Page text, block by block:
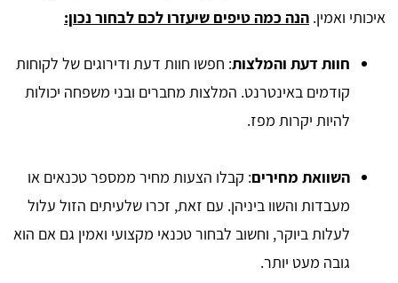
איכותי ואמין. הנה כמה טיפים שיעזרו לכם לבחור נכון:
חוות דעת והמלצות: חפשו חוות דעת ודירוגים של לקוחות
קודמים באינטרנט. המלצות מחברים ובני משפחה יכולות
להיות יקרות מפז.
השוואת מחירים: קבלו הצעות מחיר ממספר טכנאים או
מעבדות והשוו ביניהן. עם זאת, זכרו שלעיתים הזול עלול
לעלות ביוקר, וחשוב לבחור טכנאי מקצועי ואמין גם אם הוא
גובה מעט יותר.